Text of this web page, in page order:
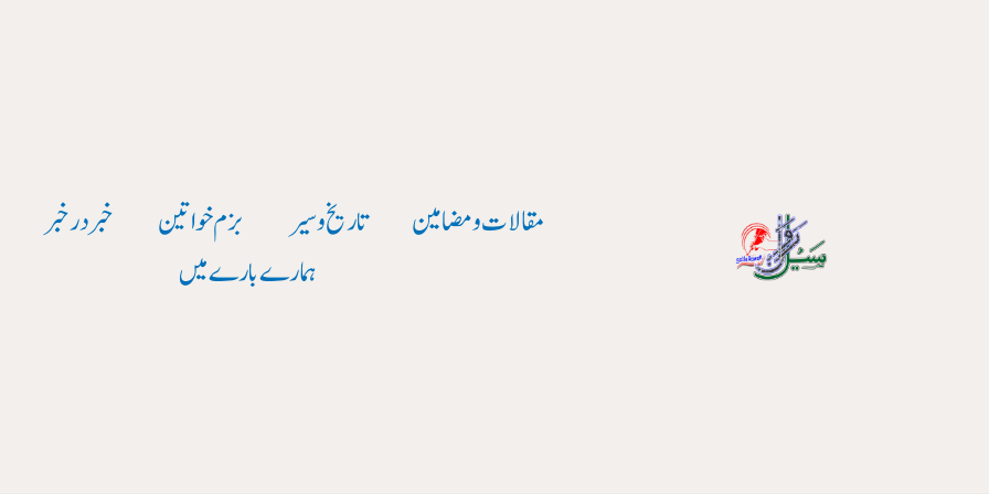
مقالات و مضامین تاریخ وسیر بزم خواتین خبر در خبر
ہمارے بارے میں